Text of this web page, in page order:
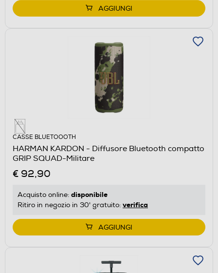
AGGIUNGI
CASSE BLUETOOOTH
HARMAN KARDON - Diffusore Bluetooth compatto
GRIP SQUAD-Militare
€ 92,90
Acquisto online: disponibile
Ritiro in negozio in 30' gratuito: verifica
AGGIUNGI